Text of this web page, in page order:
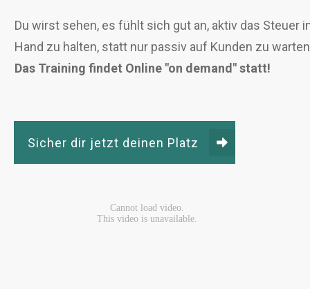
Du wirst sehen, es fühlt sich gut an, aktiv das Steuer
Hand zu halten, statt nur passiv auf Kunden zu
Das Training findet Online "on demand" statt!
Sicher dir jetzt deinen Platz